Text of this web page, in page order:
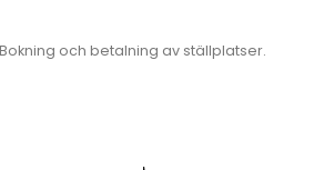
Bokning och betalning av ställplatser.